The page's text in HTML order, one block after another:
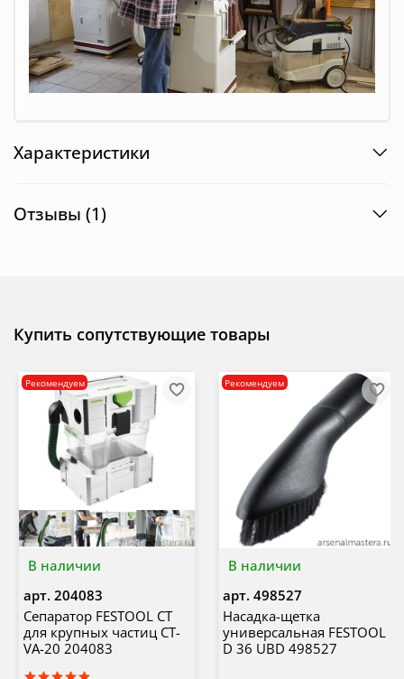
Характеристики
Отзывы (1)
Купить сопутствующие товары
В наличии
Рекомендуем
арт. 204083
Сепаратор FESTOOL CT
для крупных частиц CT-
VA-20 204083
В наличии
Рекомендуем
арт. 498527
Насадка-щетка
универсальная FESTOOL
D 36 UBD 498527